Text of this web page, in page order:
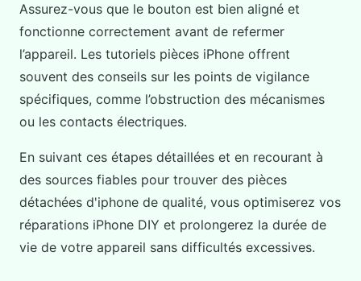
Assurez-vous que le bouton est bien aligné et
fonctionne correctement avant de refermer
l’appareil. Les tutoriels pièces iPhone offrent
souvent des conseils sur les points de vigilance
spécifiques, comme l’obstruction des mécanismes
ou les contacts électriques.
En suivant ces étapes détaillées et en recourant à
des sources fiables pour trouver des pièces
détachées d'iphone de qualité, vous optimiserez vos
réparations iPhone DIY et prolongerez la durée de
vie de votre appareil sans difficultés excessives.